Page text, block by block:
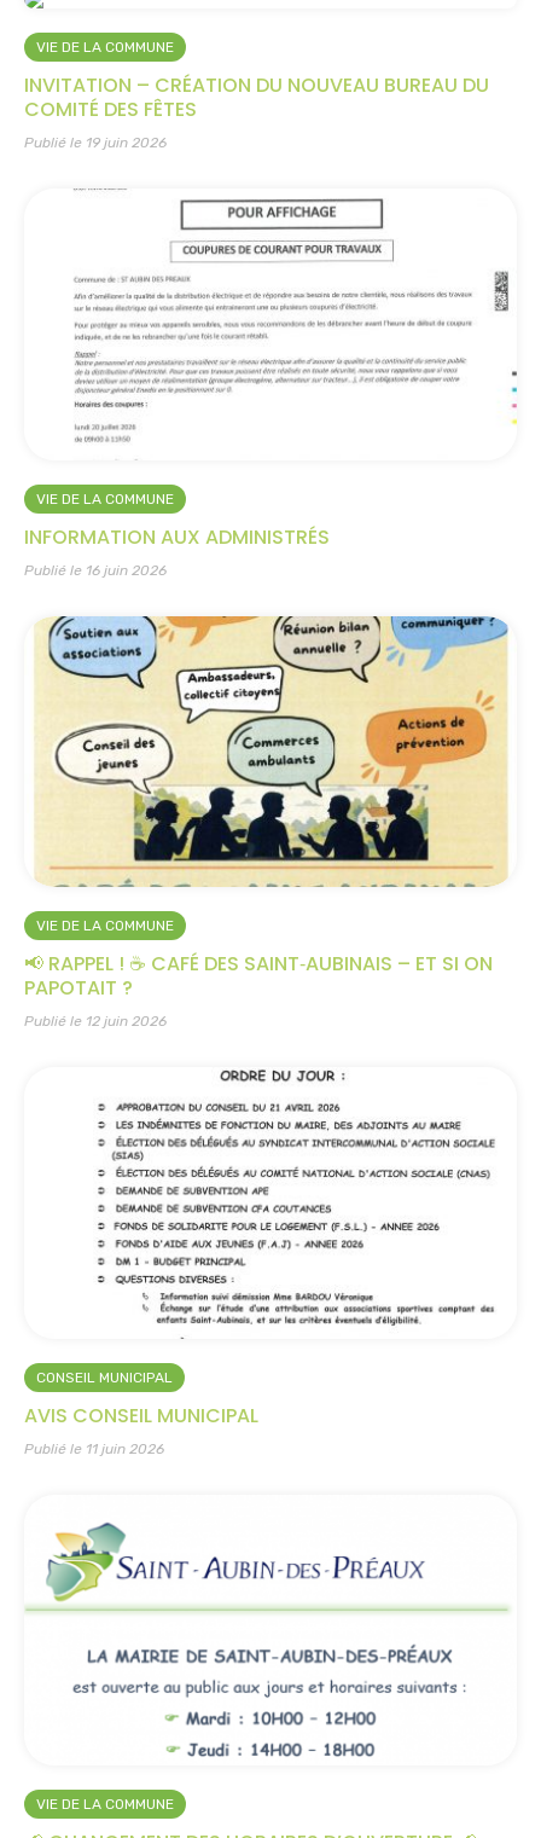
VIE DE LA COMMUNE
INVITATION – CRÉATION DU NOUVEAU BUREAU DU
COMITÉ DES FÊTES
Publié le 19 juin 2026
VIE DE LA COMMUNE
INFORMATION AUX ADMINISTRÉS
Publié le 16 juin 2026
VIE DE LA COMMUNE
📢 RAPPEL ! ☕ CAFÉ DES SAINT‑AUBINAIS – ET SI ON
PAPOTAIT ?
Publié le 12 juin 2026
CONSEIL MUNICIPAL
AVIS CONSEIL MUNICIPAL
Publié le 11 juin 2026
VIE DE LA COMMUNE